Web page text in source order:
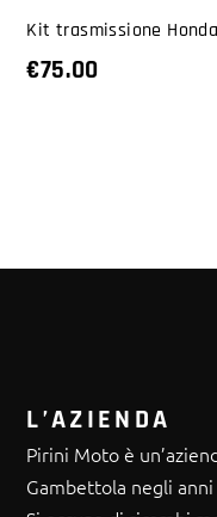
Kit trasmissione
€75.00
L’AZIENDA
Pirini Moto è
Gambettola negli anni